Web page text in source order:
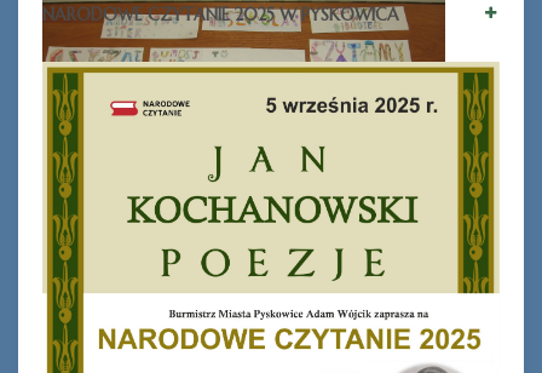
Ferie_2017_ODD_1.JPG
NARODOWE CZYTANIE 2025 W PYSKOWICA